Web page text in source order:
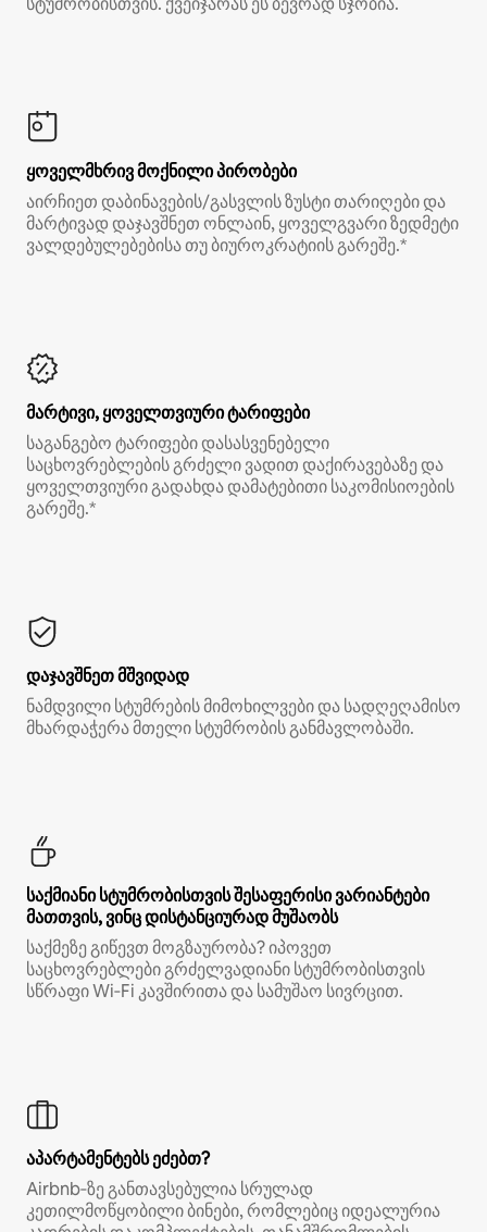
ყოველმხრივ მოქნილი პირობები
აირჩიეთ დაბინავების/გასვლის ზუსტი თარიღები და
მარტივად დაჯავშნეთ ონლაინ, ყოველგვარი ზედმეტი
ვალდებულებებისა თუ ბიუროკრატიის გარეშე.*
მარტივი, ყოველთვიური ტარიფები
საგანგებო ტარიფები დასასვენებელი
საცხოვრებლების გრძელი ვადით დაქირავებაზე და
ყოველთვიური გადახდა დამატებითი საკომისიოების
გარეშე.*
დაჯავშნეთ მშვიდად
ნამდვილი სტუმრების მიმოხილვები და სადღეღამისო
მხარდაჭერა მთელი სტუმრობის განმავლობაში.
საქმიანი სტუმრობისთვის შესაფერისი ვარიანტები
მათთვის, ვინც დისტანციურად მუშაობს
საქმეზე გიწევთ მოგზაურობა? იპოვეთ
საცხოვრებლები გრძელვადიანი სტუმრობისთვის
სწრაფი Wi‑Fi კავშირითა და სამუშაო სივრცით.
აპარტამენტებს ეძებთ?
Airbnb‑ზე განთავსებულია სრულად
კეთილმოწყობილი ბინები, რომლებიც იდეალურია